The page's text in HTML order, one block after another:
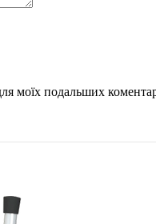
моїх подальших